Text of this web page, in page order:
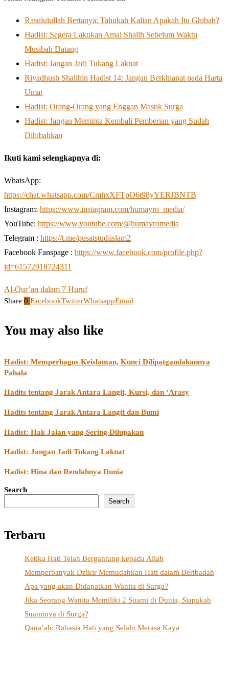
Rasululullah Bertanya: Tahukah Kalian Apakah Itu Ghibah?
Hadist: Segera Lakukan Amal Shalih Sebelum Waktu
Musibah Datang
Hadist: Jangan Jadi Tukang Laknat
Riyadhush Shalihin Hadist 14: Jangan Berkhianat pada Harta
Umat
Hadist: Orang-Orang yang Enggan Masuk Surga
Hadist: Jangan Meminta Kembali Pemberian yang Sudah
Dihibahkan
Ikuti kami selengkapnya di:
WhatsApp:
https://chat.whatsapp.com/CmhxXFTpO6t98yYERJBNTB
Instagram: https://www.instagram.com/humayro_media/
YouTube: https://www.youtube.com/@humayromedia
Telegram : https://t.me/pusatstudiislam2
Facebook Fanspage : https://www.facebook.com/profile.php?
id=61572918724311
Al-Qur’an dalam 7 Huruf
Share 0 FacebookTwitterWhatsappEmail
You may also like
Hadist: Memperbagus Keislaman, Kunci Dilipatgandakannya
Pahala
Hadits tentang Jarak Antara Langit, Kursi, dan ‘Arasy
Hadits tentang Jarak Antara Langit dan Bumi
Hadist: Hak Jalan yang Sering Dilupakan
Hadist: Jangan Jadi Tukang Laknat
Hadist: Hina dan Rendahnya Dunia
Search
Search
Terbaru
Ketika Hati Telah Bergantung kepada Allah
Memperbanyak Dzikir Memudahkan Hati dalam Beribadah
Apa yang akan Didapatkan Wanita di Surga?
Jika Seorang Wanita Memiliki 2 Suami di Dunia, Siapakah
Suaminya di Surga?
Qana’ah: Rahasia Hati yang Selalu Merasa Kaya